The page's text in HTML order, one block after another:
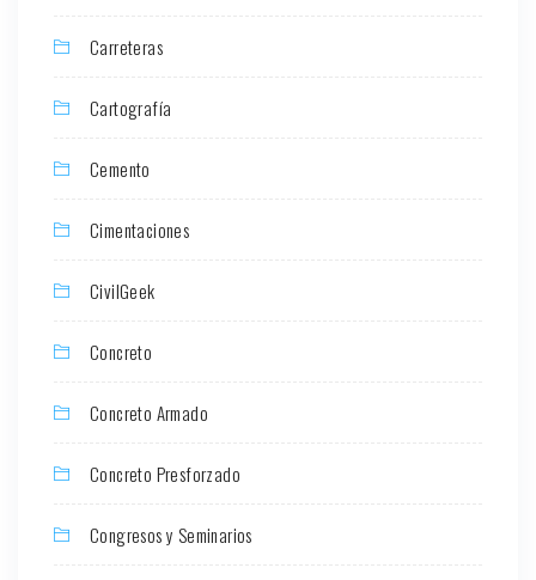
Carreteras
Cartografía
Cemento
Cimentaciones
CivilGeek
Concreto
Concreto Armado
Concreto Presforzado
Congresos y Seminarios